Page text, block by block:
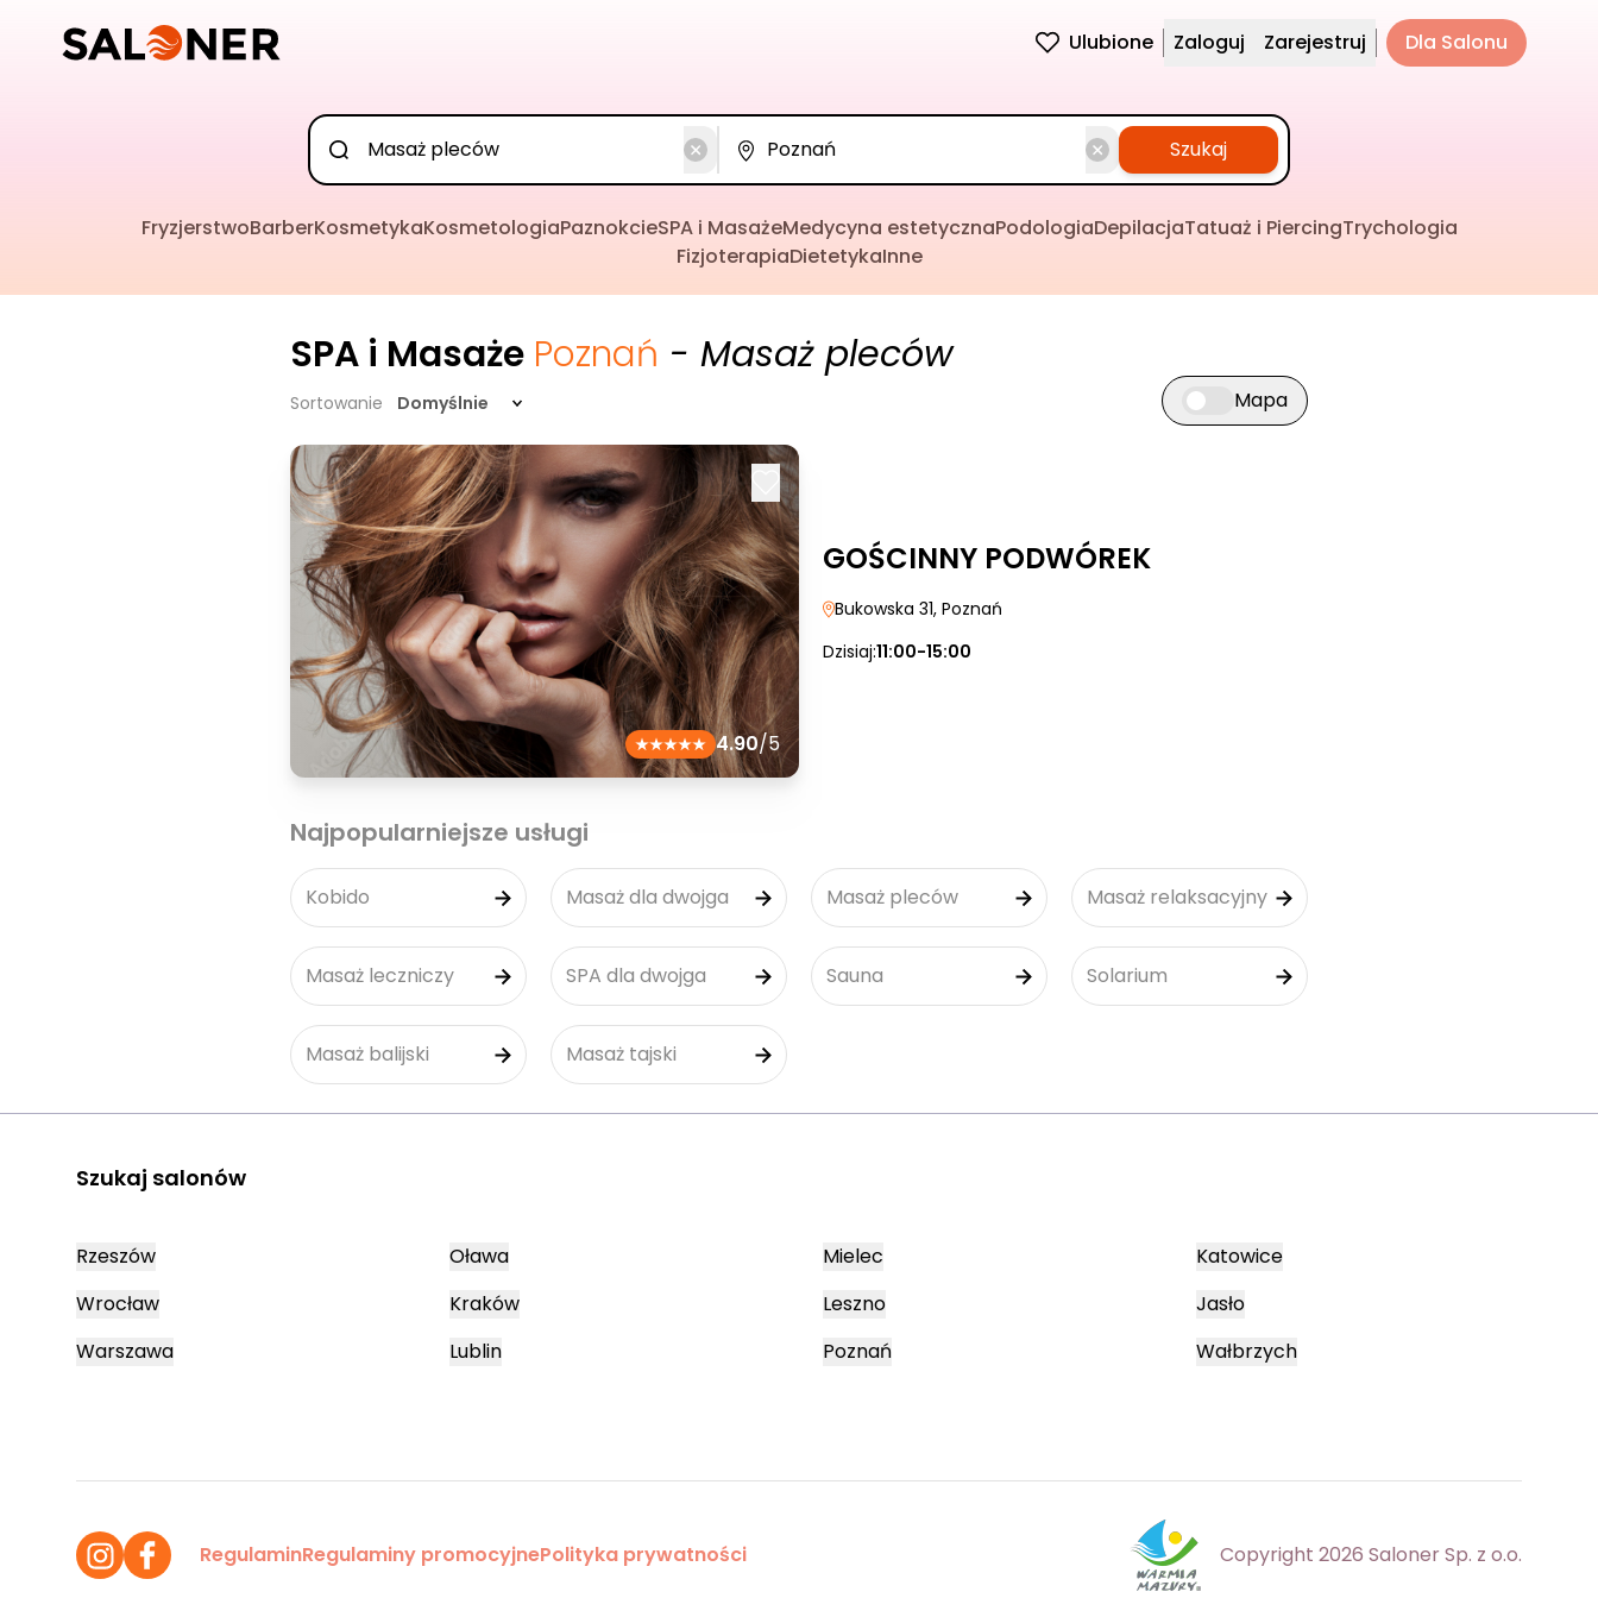
Ulubione Zaloguj Zarejestruj Dla Salonu
Szukaj
FryzjerstwoBarberKosmetykaKosmetologiaPaznokcieSPA i MasażeMedycyna estetycznaPodologiaDepilacjaTatuaż i PiercingTrychologia
FizjoterapiaDietetykaInne
SPA i Masaże Poznań - Masaż pleców
Sortowanie Domyślnie Przełącz widok mapy
Mapa
4.90/5
GOŚCINNY PODWÓREK
Bukowska 31, Poznań
Dzisiaj:11:00-15:00
Najpopularniejsze usługi
Kobido Masaż dla dwojga Masaż pleców Masaż relaksacyjny
Masaż leczniczy SPA dla dwojga Sauna Solarium
Masaż balijski Masaż tajski
Szukaj salonów
Rzeszów
Wrocław
Warszawa
Oława
Kraków
Lublin
Mielec
Leszno
Poznań
Katowice
Jasło
Wałbrzych
RegulaminRegulaminy promocyjnePolityka prywatności Copyright 2026 Saloner Sp. z o.o.